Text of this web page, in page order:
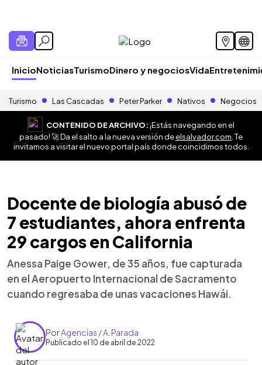
InicioNoticiasTurismoDinero y negociosVida
Turismo Las Cascadas Peter Parker Nativos Negocios
CONTENIDO DE ARCHIVO:¡Estás navegando en el
pasado! 🚀 Da el salto a la nueva versión deelsalvador.com . Te
invitamos a visitar el nuevo portal país donde coincidimos todos.
Docente de biología abusó de
7 estudiantes, ahora enfrenta
29 cargos en California
Anessa Paige Gower, de 35 años, fue capturada
en el Aeropuerto Internacional de Sacramento
cuando regresaba de unas vacaciones Hawái.
PorAgencias / A. Parada
Publicado el 10 de abril de 2022